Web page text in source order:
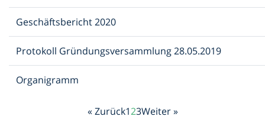
Geschäftsbericht 2020
Protokoll Gründungsversammlung 28.05.2019
Organigramm
« Zurück123Weiter »